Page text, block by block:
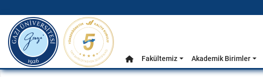
Ana Menü
gazi.edu.tr
Anasayfa
Fakültemiz Akademik Birimler